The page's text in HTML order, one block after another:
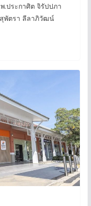
.ประกาศิต จิรัปปภา
พัตรา ลีลาภิวัฒน์